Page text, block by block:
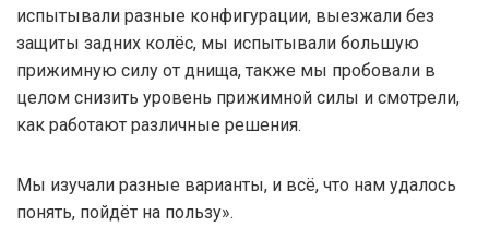
испытывали разные конфигурации, выезжали без
защиты задних колёс, мы испытывали большую
прижимную силу от днища, также мы пробовали в
целом снизить уровень прижимной силы и смотрели,
как работают различные решения.
Мы изучали разные варианты, и всё, что нам удалось
понять, пойдёт на пользу».